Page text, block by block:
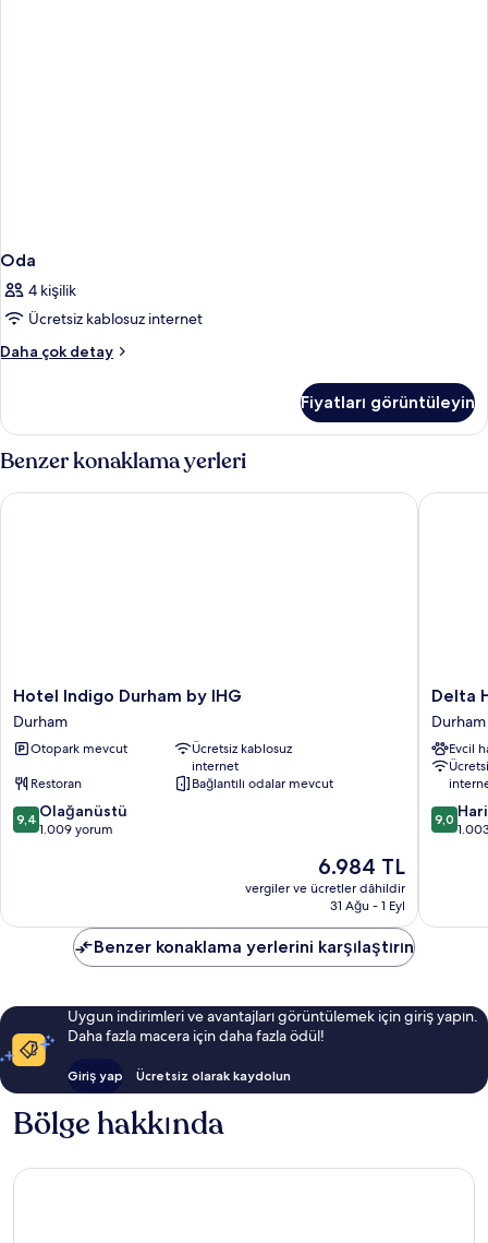
Oda
4 kişilik
Ücretsiz kablosuz internet
Daha çok detay
Oda
detay
Fiyatları görüntüleyin
Benzer konaklama yerleri
Hotel
Indigo
Durham
by
IHG
Durham
Hotel Indigo Durham by IHG
Durham
Otopark mevcut
Ücretsiz kablosuz
internet
Restoran
Bağlantılı odalar mevcut
10
üzerinden
9,4 Olağanüstü
1.009 yorum
Güncel
fiyat:
6.984 TL
6.984 TL
vergiler ve ücretler dâhildir
31 Ağu - 1 Eyl
Hotel Indigo Durham by IHG
Delta
Hotels
Durham
Royal
County
Durham
Delta
Durham
Evcil
10
9,0
Delta
Benzer konaklama yerlerini karşılaştırın
Uygun indirimleri ve avantajları görüntülemek için giriş yapın.
Daha fazla macera için daha fazla ödül!
Giriş yap Ücretsiz olarak kaydolun
Bölge hakkında